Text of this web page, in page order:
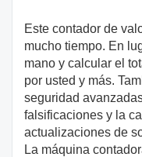
Este contador de
mucho tiempo. En
mano y calcular el
por usted y más.
seguridad
falsificaciones y la
actualizaciones de
La máquina